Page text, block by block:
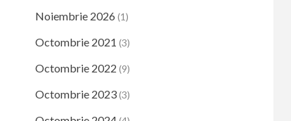
Noiembrie 2026 (1)
Octombrie 2021 (3)
Octombrie 2022 (9)
Octombrie 2023(3)